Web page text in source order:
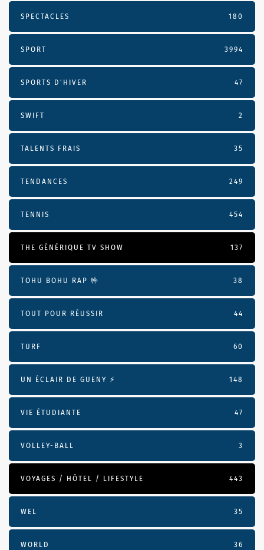
SPECTACLES 180
SPORT 3994
SPORTS D'HIVER 47
SWIFT 2
TALENTS FRAIS 35
TENDANCES 249
TENNIS 454
THE GÉNÉRIQUE TV SHOW 137
TOHU BOHU RAP 🤟 38
TOUT POUR RÉUSSIR 44
TURF 60
UN ÉCLAIR DE GUENY ⚡️ 148
VIE ÉTUDIANTE 47
VOLLEY-BALL 3
VOYAGES / HÔTEL / LIFESTYLE 443
WEL 35
WORLD 36